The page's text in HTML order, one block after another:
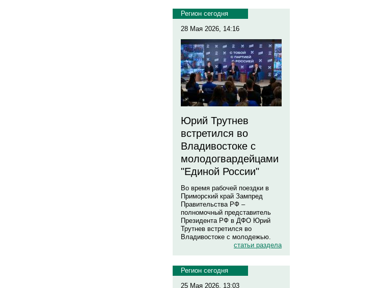
Регион сегодня
28 Мая 2026, 14:16
Юрий Трутнев
встретился во
Владивостоке с
молодогвардейцами
"Единой России"
Во время рабочей поездки в
Приморский край Зампред
Правительства РФ –
полномочный представитель
Президента РФ в ДФО Юрий
Трутнев встретился во
Владивостоке с молодежью.
статьи раздела
Регион сегодня
25 Мая 2026, 13:03